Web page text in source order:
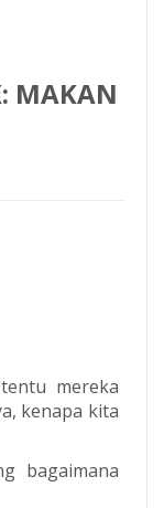
MAKAN
mereka
kenapa kita
bagaimana